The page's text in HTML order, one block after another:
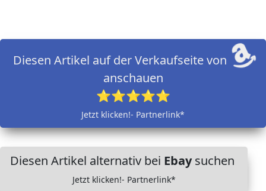
Diesen Artikel auf der Verkaufseite von
anschauen
⭐⭐⭐⭐⭐
Jetzt klicken!- Partnerlink*
Diesen Artikel alternativ bei Ebaysuchen
Jetzt klicken!- Partnerlink*